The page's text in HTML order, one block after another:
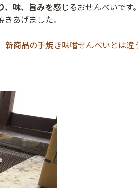
、味、旨みを感じるおせんべいです。
あげました。
商品の手焼き味噌せんべいとは違